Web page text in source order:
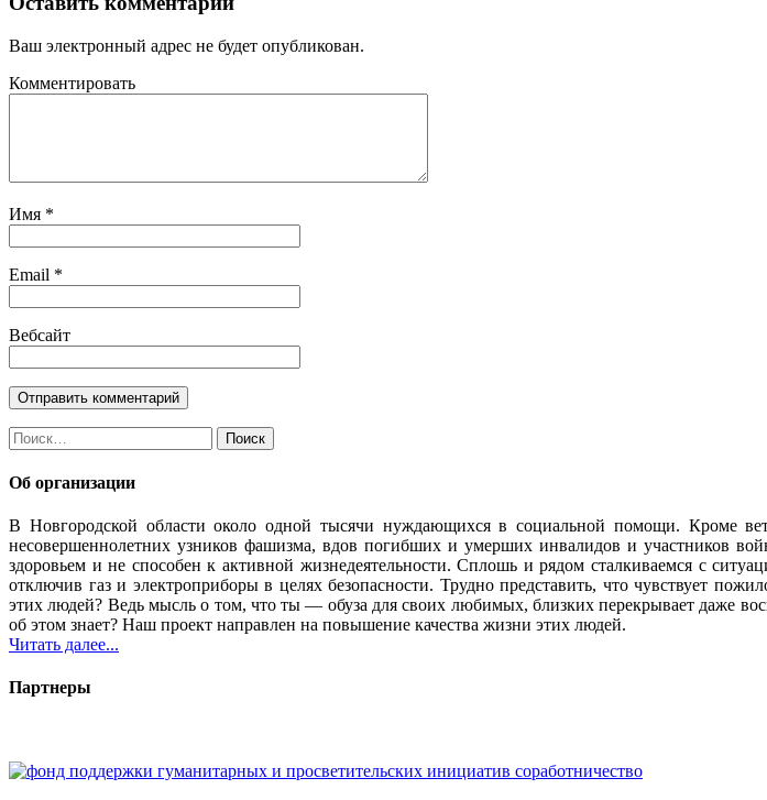
Ваш электронный адрес не будет опубликован.
Комментировать
Имя *
Email *
Вебсайт
Найти:
Об организации
В Новгородской области около одной тысячи нуждающихся в социальной помощи.
несовершеннолетних узников фашизма, вдов погибших и умерших инвалидов и участников
здоровьем и не способен к активной жизнедеятельности. Сплошь и рядом сталкиваемся с
отключив газ и электроприборы в целях безопасности. Трудно представить, что чувствует
этих людей? Ведь мысль о том, что ты — обуза для своих любимых, близких перекрывает даже
об этом знает? Наш проект направлен на повышение качества жизни этих людей.
Читать далее...
Партнеры